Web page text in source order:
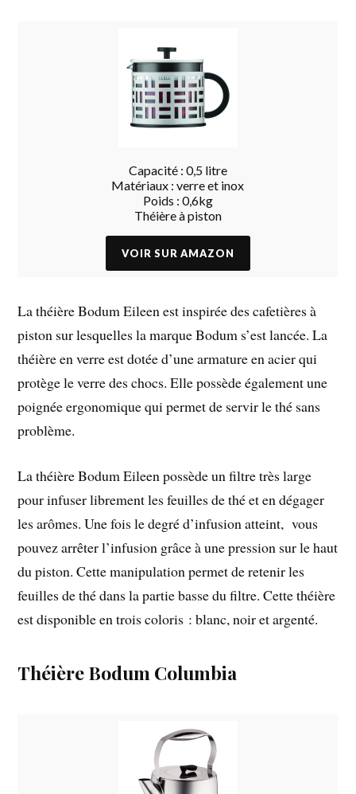
Capacité : 0,5 litre
Matériaux : verre et inox
Poids : 0,6kg
Théière à piston
Lathéière Bodum Eileenest inspirée des cafetières à
piston sur lesquelles la marque Bodum s’est lancée. La
théière en verre est dotée d’une armature en acier qui
protège le verre des chocs. Elle possède également une
poignée ergonomique qui permet de servir le thé sans
problème.
La théière Bodum Eileen possède un filtre très large
pour infuser librement les feuilles de thé et en dégager
les arômes. Une fois le degré d’infusion atteint, vous
pouvez arrêter l’infusion grâce à une pression sur le haut
du piston. Cette manipulation permet de retenir les
feuilles de thé dans la partie basse du filtre. Cette théière
est disponible en trois coloris : blanc, noir et argenté.
Théière Bodum Columbia